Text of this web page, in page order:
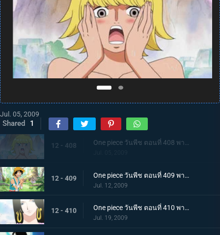
Jul. 05, 2009
Shared 1
12 - 408
Jul. 05, 2009
12 - 409 One piece วันพีช ตอนที่ 409 พากย์ไทย เร็วเข้า! รีบกลับไปหาพรรคพวก ผจญภัยบนเกาะสตรี!
Jul. 12, 2009
12 - 410 One piece วันพีช ตอนที่ 410 พากย์ไทย สตรีที่ทุกคนหลงใหล จักรพรรดินีโจรสลัดแฮนค็อก
Jul. 19, 2009